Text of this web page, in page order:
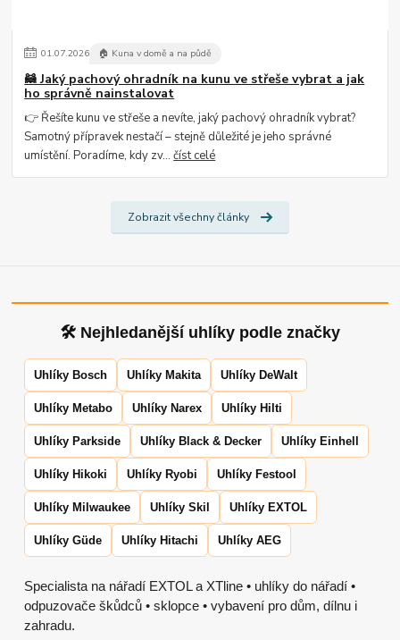
01.07.2026 🏠 Kuna v domě a na půdě
🦝 Jaký pachový ohradník na kunu ve střeše vybrat a jak
ho správně nainstalovat
👉 Řešíte kunu ve střeše a nevíte, jaký pachový ohradník vybrat?
Samotný přípravek nestačí – stejně důležité je jeho správné
umístění. Poradíme, kdy zv...číst celé
Zobrazit všechny články
🛠 Nejhledanější uhlíky podle značky
Uhlíky Bosch Uhlíky Makita Uhlíky DeWalt
Uhlíky Metabo Uhlíky Narex Uhlíky Hilti
Uhlíky Parkside Uhlíky Black & Decker Uhlíky Einhell
Uhlíky Hikoki Uhlíky Ryobi Uhlíky Festool
Uhlíky Milwaukee Uhlíky Skil Uhlíky EXTOL
Uhlíky Güde Uhlíky Hitachi Uhlíky AEG
Specialista na nářadí EXTOL a XTline • uhlíky do nářadí •
odpuzovače škůdců • sklopce • vybavení pro dům, dílnu i
zahradu.